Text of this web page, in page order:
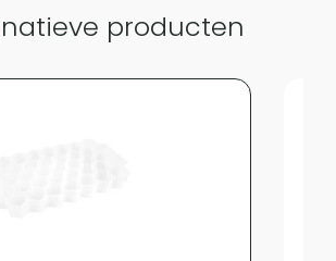
producten